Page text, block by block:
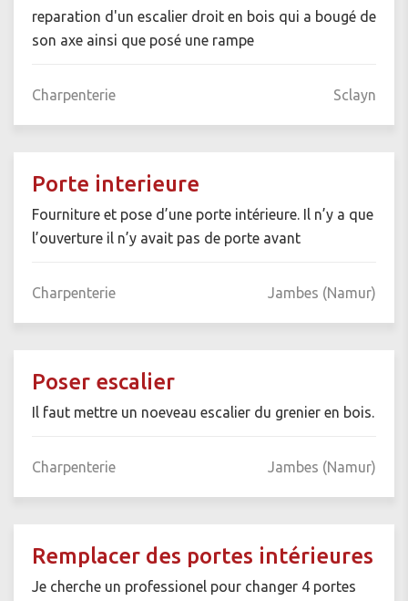
reparation d'un escalier droit en bois qui a bougé de
son axe ainsi que posé une rampe
Charpenterie Sclayn
Porte interieure
Fourniture et pose d’une porte intérieure. Il n’y a que
l’ouverture il n’y avait pas de porte avant
Charpenterie Jambes (Namur)
Poser escalier
Il faut mettre un noeveau escalier du grenier en bois.
Charpenterie Jambes (Namur)
Remplacer des portes intérieures
Je cherche un professionel pour changer 4 portes